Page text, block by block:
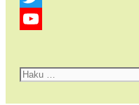
Twitter
Haku: